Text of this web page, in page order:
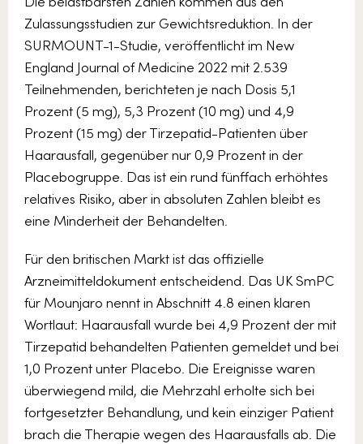
Zulassungsstudien zur Gewichtsreduktion. In der
SURMOUNT-1-Studie, veröffentlicht im New
England Journal of Medicine 2022 mit 2.539
Teilnehmenden, berichteten je nach Dosis 5,1
Prozent (5 mg), 5,3 Prozent (10 mg) und 4,9
Prozent (15 mg) der Tirzepatid-Patienten über
Haarausfall, gegenüber nur 0,9 Prozent in der
Placebogruppe. Das ist ein rund fünffach erhöhtes
relatives Risiko, aber in absoluten Zahlen bleibt es
eine Minderheit der Behandelten.
Für den britischen Markt ist das offizielle
Arzneimitteldokument entscheidend. Das UK SmPC
für Mounjaro nennt in Abschnitt 4.8 einen klaren
Wortlaut: Haarausfall wurde bei 4,9 Prozent der mit
Tirzepatid behandelten Patienten gemeldet und bei
1,0 Prozent unter Placebo. Die Ereignisse waren
überwiegend mild, die Mehrzahl erholte sich bei
fortgesetzter Behandlung, und kein einziger Patient
brach die Therapie wegen des Haarausfalls ab. Die